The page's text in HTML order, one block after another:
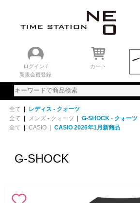
ログイン /
新規会員登録
カート
全て |
レディス - クォーツ
全て | メンズ - クォーツ | G-SHOCK - クォーツ
全て | CASIO | CASIO 2026年1月新商品
G-SHOCK
おすすめアイテム
ニュース＆トピック
時計を探す
ランキング
ご利用ガイド